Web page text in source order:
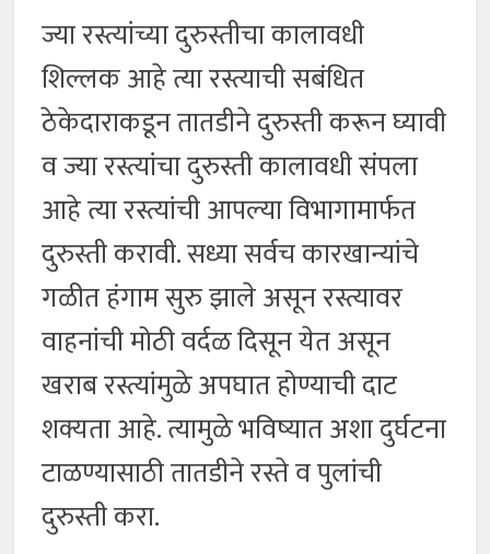
ज्या रस्त्यांच्या दुरुस्तीचा कालावधी
शिल्लक आहे त्या रस्त्याची सबंधित
ठेकेदाराकडून तातडीने दुरुस्ती करून घ्यावी
व ज्या रस्त्यांचा दुरुस्ती कालावधी संपला
आहे त्या रस्त्यांची आपल्या विभागामार्फत
दुरुस्ती करावी. सध्या सर्वच कारखान्यांचे
गळीत हंगाम सुरु झाले असून रस्त्यावर
वाहनांची मोठी वर्दळ दिसून येत असून
खराब रस्त्यांमुळे अपघात होण्याची दाट
शक्यता आहे. त्यामुळे भविष्यात अशा दुर्घटना
टाळण्यासाठी तातडीने रस्ते व पुलांची
दुरुस्ती करा.